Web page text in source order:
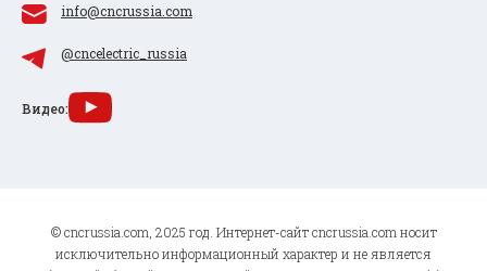
info@cncrussia.com
@cncelectric_russia
Видео:
© cncrussia.com, 2025 год. Интернет-сайт cncrussia.com носит
исключительно информационный характер и не является